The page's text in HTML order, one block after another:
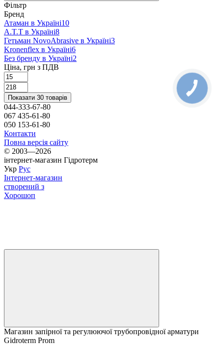
Фільтр
Бренд
Атаман в Україні10
A.T.T в Україні8
Гетьман NovoAbrasive в Україні3
Kronenflex в Україні6
Без бренду в Україні2
Ціна, грн з ПДВ
Показати 30 товарів
044-333-67-80
067 435-61-80
050 153-61-80
Контакти
Повна версія сайту
© 2003—2026
інтернет-магазин Гідротерм
Укр Рус
Інтернет-магазин
створений з
Хорошоп
Магазин запірної та регулюючої трубопровідної арматури
Gidroterm Prom